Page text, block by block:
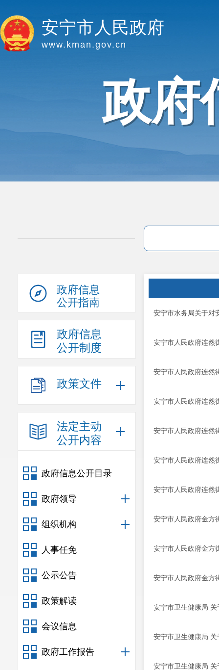
安宁市人民政府
www.kman.gov.cn
政府
政府信息
公开指南
政府信息
公开制度
政策文件
法定主动
公开内容
政府信息公开目录
政府领导
组织机构
人事任免
公示公告
政策解读
会议信息
政府工作报告
安宁市水务局关于对
安宁市人民政府连然
安宁市人民政府连然
安宁市人民政府连然
安宁市人民政府连然
安宁市人民政府连然
安宁市人民政府连然
安宁市人民政府金方
安宁市人民政府金方
安宁市人民政府金方
安宁市卫生健康局
安宁市卫生健康局
安宁市卫生健康局